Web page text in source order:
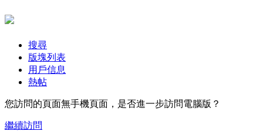
搜尋
版塊列表
用戶信息
熱帖
您訪問的頁面無手機頁面，是否進一步訪問電腦版？
繼續訪問